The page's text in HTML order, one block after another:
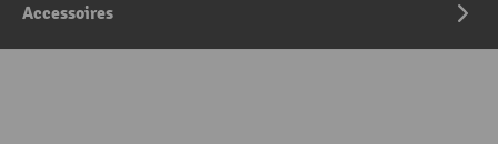
Accessoires